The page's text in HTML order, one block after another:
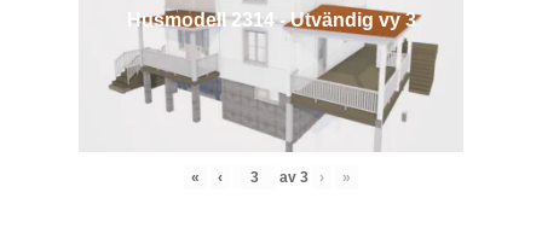
Husmodell 2314 - Utvändig vy 3
« ‹ av 3 › »